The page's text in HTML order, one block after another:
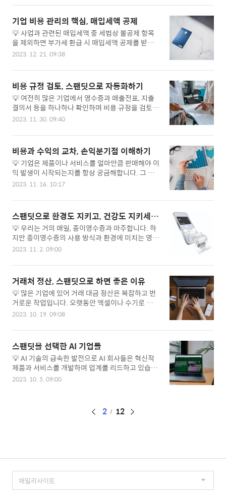
은 생산성과 직원들의 직무 만족도로 이어집니다.
또한, 인재 유치와 유지에도 영향을 미치므로, 경쟁
이 치열한 비즈니스 환경에서는 중요한 경쟁 우위
요소가 됩니다. 여기서 ..
는 특화된 기능을 스팬딧이 제공하는 비용 관리 솔
루션을 사용함으로써 더욱 효율적으로 처리할 수 있
습니다. 이번 글에서는 그룹웨어의 한계를 극복하고
재무 회계 업무를 효과적으로 관리하기 위한 스팬딧
의 기능들에 주목해 보겠습니다. 끊임없이 진화하는
현대의 비즈니스 환경에 있어 업무의 효율성과 생산
로세스 기반의 방법론과 IT 기술이 날로 발전하고
있습니다. 따라서 현명한 조직은 업무 프로세스의
효율적 개선이 생산성 향상으로 이어지고, 이를 통
해 비로소 지속적인 성..
기업 비용 관리의 핵심, 매입세액 공제
💡 사업과 관련된 매입세액 중 세법상 불공제 항목
을 제외하면 부가세 환급 시 매입세액 공제를 받을
수 있습니다. 따라서 매입세액 공제를 많이 받을수
늘은 기업 비용 관리에 중요한 역할을 하는 매입세
액 공제와 불공제에 대해 알아보고, 더욱 많은 항목
의 매입세액 공제를 위한 효과적인 비용 관리 전략
에 대해 고민해 보겠습니다. ‘매입세액 공제/매입세
액 불공제’란? 일반적으로 사업을 운영하기 위해 발
생한 매입 금액에 대한 부가세는, 부가세 납부 시점
이것을 ‘매입세액 공제’라고 합니다. 그러나 모든 항
목이 매입세액으로 인정되어 공제되는 것은 아닙니
다. 공제되는 매입세액은 기본적으로 사업과 관련이
있어야 하며, 관련이..
2023. 12. 21. 09:38
비용 규정 검토, 스팬딧으로 자동화하기
💡 여전히 많은 기업에서 영수증과 매출전표, 지출
결의서 등을 하나하나 확인하며 비용 규정을 검토하
는 일에 상당한 시간과 노력을 들이고 있습니다. 오
인해 발생하는 어려움과 그 해결책에 대해 살펴보겠
습니다. 비용 규정 검토의 자동화는 기업의 효율적
경제 운영을 위해 꼭 필요한 걸까요? 최근 들어 HR
솔루션이나 그룹웨어 등을 통해 근무 시간 확인도
휴가 사용 절차도 디지털화된 곳들이 다수 존재합니
다. 인사 및 총무와 관련된 일련의 업무들이 오프라
자동화되기 시작한 것이지요. 그렇다면 회사의 경영
과 살림을 담당하는 재무회계 및 경리 부서의 업무
는 어떨까요? 예전과 달리, 많은 부분이 디지털로 전
환되어 자동화되어 한..
2023. 11. 30. 09:40
비용과 수익의 교차, 손익분기점 이해하기
💡 기업은 제품이나 서비스를 얼마만큼 판매해야 이
익 발생이 시작되는지를 항상 궁금해합니다. 그 시
작점을 알기 위해서는 비용과 수익이 교차하는 지
글에서는 손익분기점 계산의 중요성과 방법, 그리고
재무제표를 활용하여 손익분기점을 이해하는 법에
대해 알아봅시다. 비즈니스를 운영하는 대부분의 기
업 목표는 비용을 줄이고, 더욱 높은 수익을 창출하
는 일에 있을 것입니다. 더 큰 수익을 내기 위해서는
수익성과 비용 효율성의 균형 있는 유지가 필요합니
느 지점에서 이 둘의 교차점이 발생하는지를 알아내
고, 그것을 대비하는 일은 수익을 높이는 데 매우 중
요한 부분을 차지합니다. 비용과 수익이 교차하는
포인트, 바로 이 ..
2023. 11. 16. 10:17
스팬딧으로 환경도 지키고, 건강도 지키세
요!
💡 우리는 거의 매일, 종이영수증과 마주합니다. 하
지만 종이영수증의 사용 방식과 환경에 미치는 영
향, 건강을 해롭게 하는 요인 등으로 인해 점점 더 종
에서는 종이 영수증 사용의 해로운 점에 대해 알아
보고, 전자영수증과 디지털 비용관리의 이점에 대해
알아보겠습니다. 우리의 삶은 디지털로 빠르게 변화
하고 있습니다. 스마트폰, 태블릿, 컴퓨터와 함께 우
리는 많은 정보를 디지털화하고 있지요. 그러한 흐
름 속에서 국민 건강 및 환경, 자원 낭비 등에 대한
부의 움직임이 시작된 지 10년여가 지났습니다. 하
지만 여전히 우리는 일상에서 쉽게 종이영수증을 마
주하고 있는데요, 이에 종이영수증이 지닌 다양한
문제점 중 건강에 끼치..
2023. 11. 2. 09:00
거래처 정산, 스팬딧으로 하면 좋은 이유
💡 많은 기업에 있어 거래 대금 정산은 복잡하고 번
거로운 작업입니다. 오랫동안 엑셀이나 수기로 정산
을 관리하다 보면, 어떤 거래처에서 얼마의 돈을 받
금액을 찾는 일이 흔해집니다. 그러한 어려움을 줄
이고 보다 효율적인 거래 정산 과정을 위해 스팬딧
이 어떤 역할을 할 수 있는지 알아봅시다. 거래처 정
산, 어떻게 하고 계시나요? 여전히 엑셀이나 수기로
입력해 관리하고, 결재도 따로 받고 계시나요? 거래
대금 정산이 필요한 모든 회사가 저마다의 지급 프
러 거래처를 다뤄야 할수록 정산 관리는 더욱 복잡
하고 어려워집니다. 특히, 어렵사리 정산을 마쳤는
2023. 10. 19. 09:08
스팬딧을 선택한 AI 기업들
💡 AI 기술의 급속한 발전으로 AI 회사들은 혁신적
제품과 서비스를 개발하며 업계를 리드하고 있습니
다. AI 기업들이 빠르게 성장하는 만큼, 비용 관리는
극적으로 도입하고 있는데요, 그 중 스팬딧을 선택
한 고객사는 어디인지 그리고 그 이유로는 어떠한
안, 높은 초기 비용과 지속적인 비용 관리는 항상 고
려해야 할 중요한 측면 중 하나입니다. 이에 따라 A
I..
2023. 10. 5. 09:00
페
2 12